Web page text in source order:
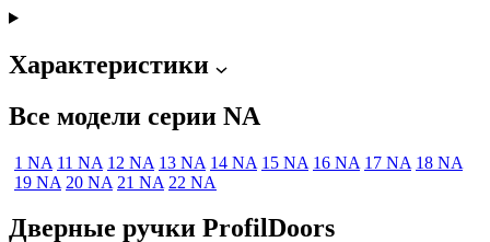
Характеристики
Все модели серии NA
1 NA 11 NA 12 NA 13 NA 14 NA 15 NA 16 NA 17 NA 18 NA
19 NA 20 NA 21 NA 22 NA
Дверные ручки ProfilDoors